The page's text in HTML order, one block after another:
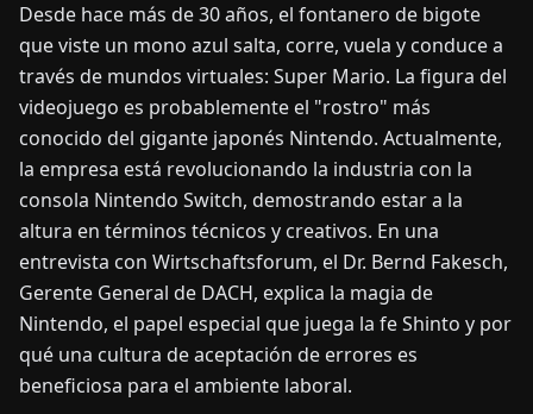
CONTÁCTENOS
Desde hace más de 30 años, el fontanero de bigote
que viste un mono azul salta, corre, vuela y conduce a
través de mundos virtuales: Super Mario. La figura del
videojuego es probablemente el "rostro" más
conocido del gigante japonés Nintendo. Actualmente,
la empresa está revolucionando la industria con la
consola Nintendo Switch, demostrando estar a la
altura en términos técnicos y creativos. En una
entrevista con Wirtschaftsforum, el Dr. Bernd Fakesch,
Gerente General de DACH, explica la magia de
Nintendo, el papel especial que juega la fe Shinto y por
qué una cultura de aceptación de errores es
beneficiosa para el ambiente laboral.